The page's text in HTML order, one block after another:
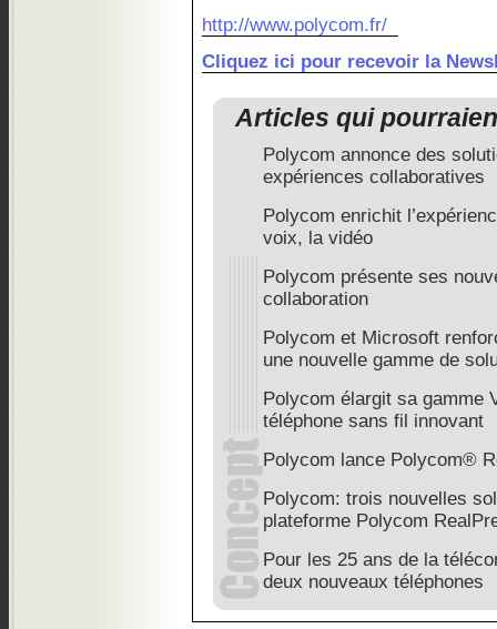
http://www.polycom.fr/
Cliquez ici pour recevoir la
Articles qui
Polycom annonce des
expériences collaboratives
Polycom enrichit
voix, la vidéo
Polycom présente ses
collaboration
Polycom et Microsoft
une nouvelle gamme de
Polycom élargit sa gamme
téléphone sans fil innovant
Polycom lance Polycom®
Polycom: trois nouvelles
plateforme Polycom
Pour les 25 ans de la
deux nouveaux téléphones